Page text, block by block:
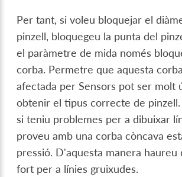
Per tant, si voleu bloquejar el
pinzell, bloquegeu la punta del
el paràmetre de mida només
corba. Permetre que aquesta
afectada per Sensors pot ser molt
obtenir el tipus correcte de
si teniu problemes per a dibuixar
proveu amb una corba còncava
pressió. D'aquesta manera haureu
fort per a línies gruixudes.